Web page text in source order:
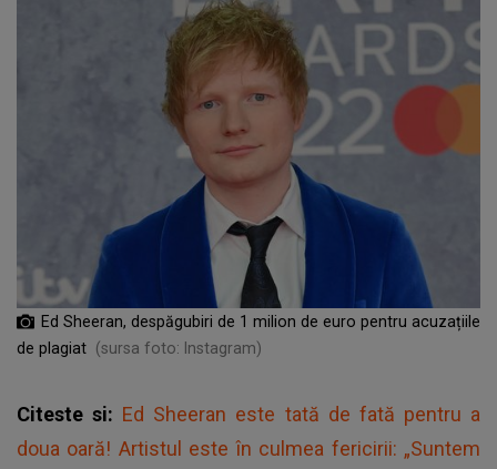
Ed Sheeran, despăgubiri de 1 milion de euro pentru acuzațiile
de plagiat (sursa foto: Instagram)
Citeste si: Ed Sheeran este tată de fată pentru a
doua oară! Artistul este în culmea fericirii: „Suntem